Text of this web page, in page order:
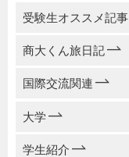
受験生オススメ記事
商大くん旅日記
国際交流関連
大学
学生紹介